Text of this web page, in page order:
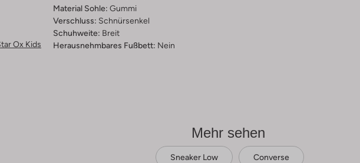
Ox Kids
Material Sohle: Gummi
Verschluss: Schnürsenkel
Schuhweite: Breit
Herausnehmbares Fußbett: Nein
Mehr sehen
Sneaker Low Converse